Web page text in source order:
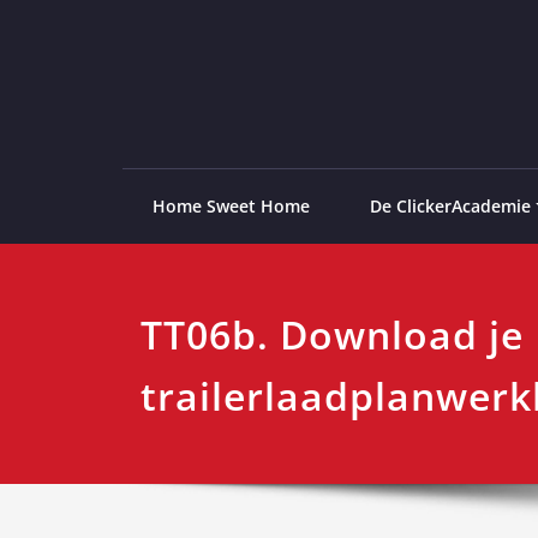
Home Sweet Home De ClickerAcademie
TT06b. Download je